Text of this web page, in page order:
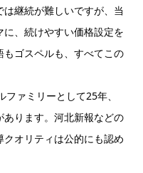
継続が難しいですが、当
、続けやすい価格設定を
ゴスペルも、すべてこの
ファミリーとして25年、
ります。河北新報などの
オリティは公的にも認め